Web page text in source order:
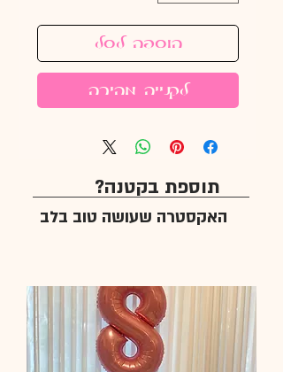
הוספה לסל
לקנייה מהירה
תוספת בקטנה?
האקסטרה שעושה טוב בלב